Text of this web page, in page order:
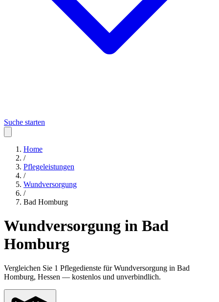
Suche starten
Home
/
Pflegeleistungen
/
Wundversorgung
/
Bad Homburg
Wundversorgung in Bad
Homburg
Vergleichen Sie 1 Pflegedienste für Wundversorgung in Bad
Homburg, Hessen — kostenlos und unverbindlich.